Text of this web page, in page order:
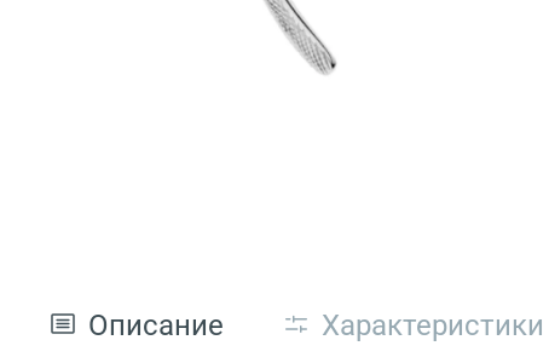
Описание Характеристики